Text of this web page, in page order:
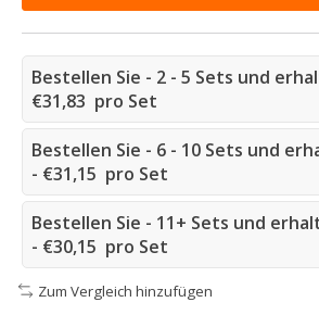
Bestellen Sie - 2 - 5 Sets und
€31,83 pro Set
Bestellen Sie - 6 - 10 Sets und
- €31,15 pro Set
Bestellen Sie - 11+ Sets und
- €30,15 pro Set
Zum Vergleich hinzufügen